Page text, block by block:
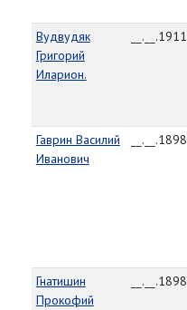
Вудвудяк
Григорий
Иларион.
__.__.1911
Гаврин Василий
Иванович
__.__.1898
Гнатишин
Прокофий
__.__.1898